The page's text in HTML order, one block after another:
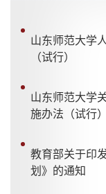
山东师范大学
（试行）
山东师范大学
施办法（试行
教育部关于印
划》的通知